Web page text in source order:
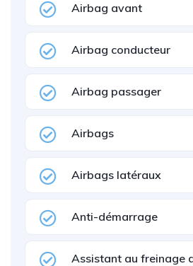
Airbag avant
Airbag conducteur
Airbag passager
Airbags
Airbags latéraux
Anti-démarrage
Assistant au freinage